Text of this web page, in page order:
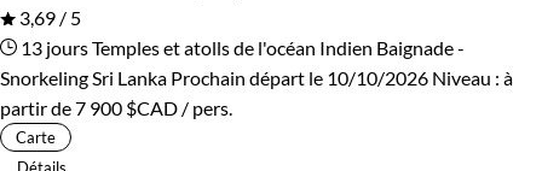
3,69 / 5
13 joursTemples et atolls de l'océan Indien Baignade -
Snorkeling Sri Lanka Prochain départ le 10/10/2026 Niveau : à
partir de7 900 $CAD / pers.
Carte
Détails